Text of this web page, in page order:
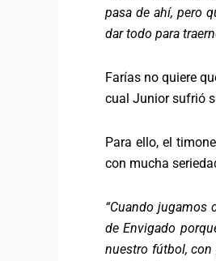
pasa de ahí, pero
dar todo para
Farías no quiere
cual Junior sufrió
Para ello, el
con mucha
“Cuando jugamos
de Envigado
nuestro fútbol, con